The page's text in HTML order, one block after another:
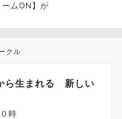
ームON】が
クル
ら生まれる 新しい
時